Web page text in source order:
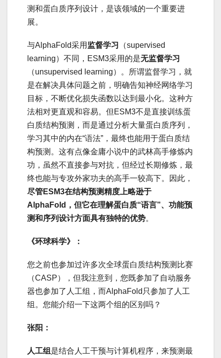
测和蛋白质序列设计，是该领域的一个重要进
展。
与AlphaFold采用 监督学习
（supervised
learning）不同，ESM3采用的是无监督学习
（unsupervised learning）。所谓监督学习，就
是在解决具体问题之前，明确告知神经网络学习
目标，不断优化损失函数以达到最小化。这种方
法相对更直观和容易。但ESM3不是直接训练蛋
白质结构预测，而是通过分析大量蛋白质序列，
学习其中的内在“语法”，最终也能用于蛋白质结
构预测。这有点像金庸小说中的武林高手修炼内
功，虽然不直接参与对抗，但经过长期修炼，最
终也能与专攻外家功夫的高手一较高下。因此，
尽管ESM3在结构预测精度上略逊于
AlphaFold，但它在理解蛋白质“语言”、功能预
测和序列设计方面具有独特的优势。
《环球科学》：
您之前也参加过许多次全球蛋白质结构预测比赛
（CASP），但我注意到，您既参加了自动服务
器也参加了人工组，而AlphaFold只参加了人工
组。您能介绍一下这两个组的区别吗？
张阳：
人工组 是结合人工干预与计算机程序，来预测最